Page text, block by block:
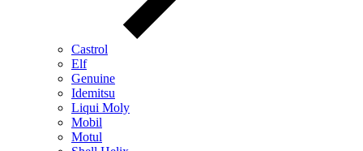
Castrol
Elf
Genuine
Idemitsu
Liqui Moly
Mobil
Motul